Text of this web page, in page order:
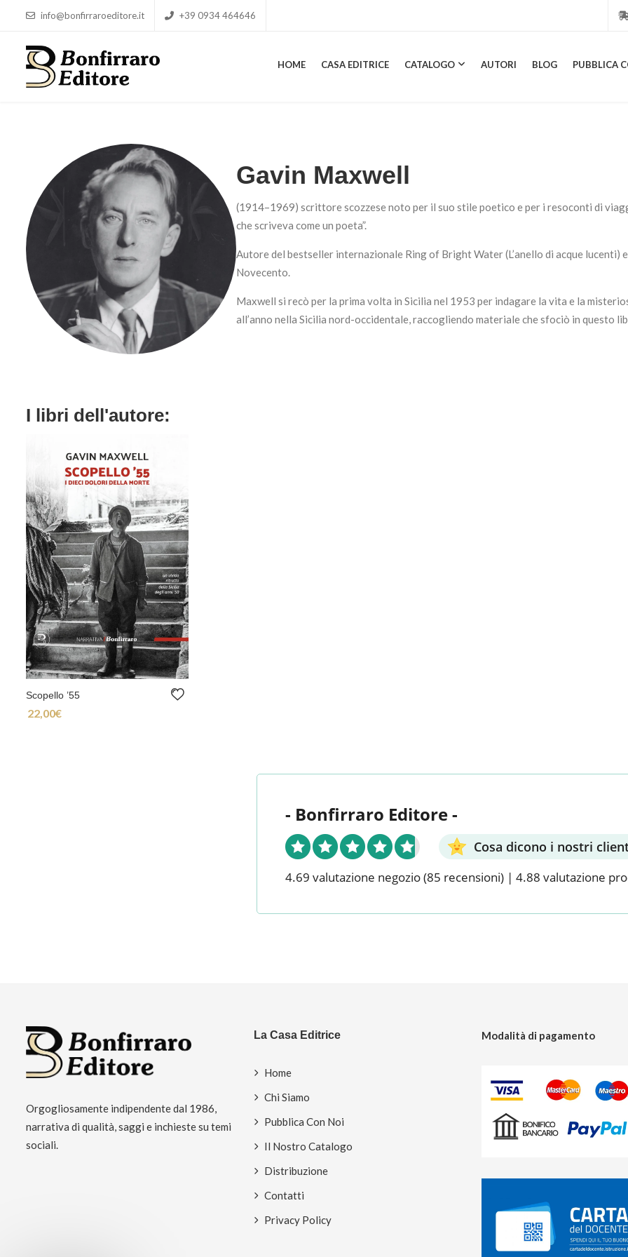
info@bonfirraroeditore.it +39 0934 464646
HOME CASA EDITRICE CATALOGO AUTORI BLOG PUBBLICA
Gavin Maxwell
(1914–1969) scrittore scozzese noto per il suo stile poetico e per i resoconti di
che scriveva come un poeta”.
Autore del bestseller internazionale Ring of Bright Water (L’anello di acque
Novecento.
Maxwell si recò per la prima volta in Sicilia nel 1953 per indagare la vita e la
all’anno nella Sicilia nord-occidentale, raccogliendo materiale che sfociò in questo
I libri dell'autore:
Scopello ’55
22,00€
- Bonfirraro Editore -
Cosa dicono i nostri
4.69 valutazione negozio(85 recensioni) | 4.88 valutazione
Orgogliosamente indipendente dal 1986,
narrativa di qualità, saggi e inchieste su temi
sociali.
La Casa Editrice
Home
Chi Siamo
Pubblica Con Noi
Il Nostro Catalogo
Distribuzione
Contatti
Privacy Policy
Modalità di pagamento